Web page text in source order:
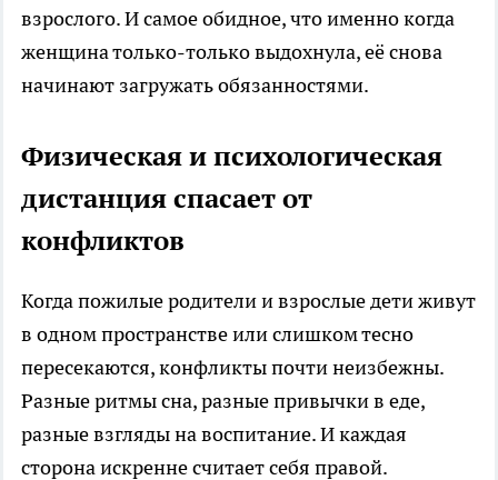
взрослого. И самое обидное, что именно когда
женщина только-только выдохнула, её снова
начинают загружать обязанностями.
Физическая и психологическая
дистанция спасает от
конфликтов
Когда пожилые родители и взрослые дети живут
в одном пространстве или слишком тесно
пересекаются, конфликты почти неизбежны.
Разные ритмы сна, разные привычки в еде,
разные взгляды на воспитание. И каждая
сторона искренне считает себя правой.